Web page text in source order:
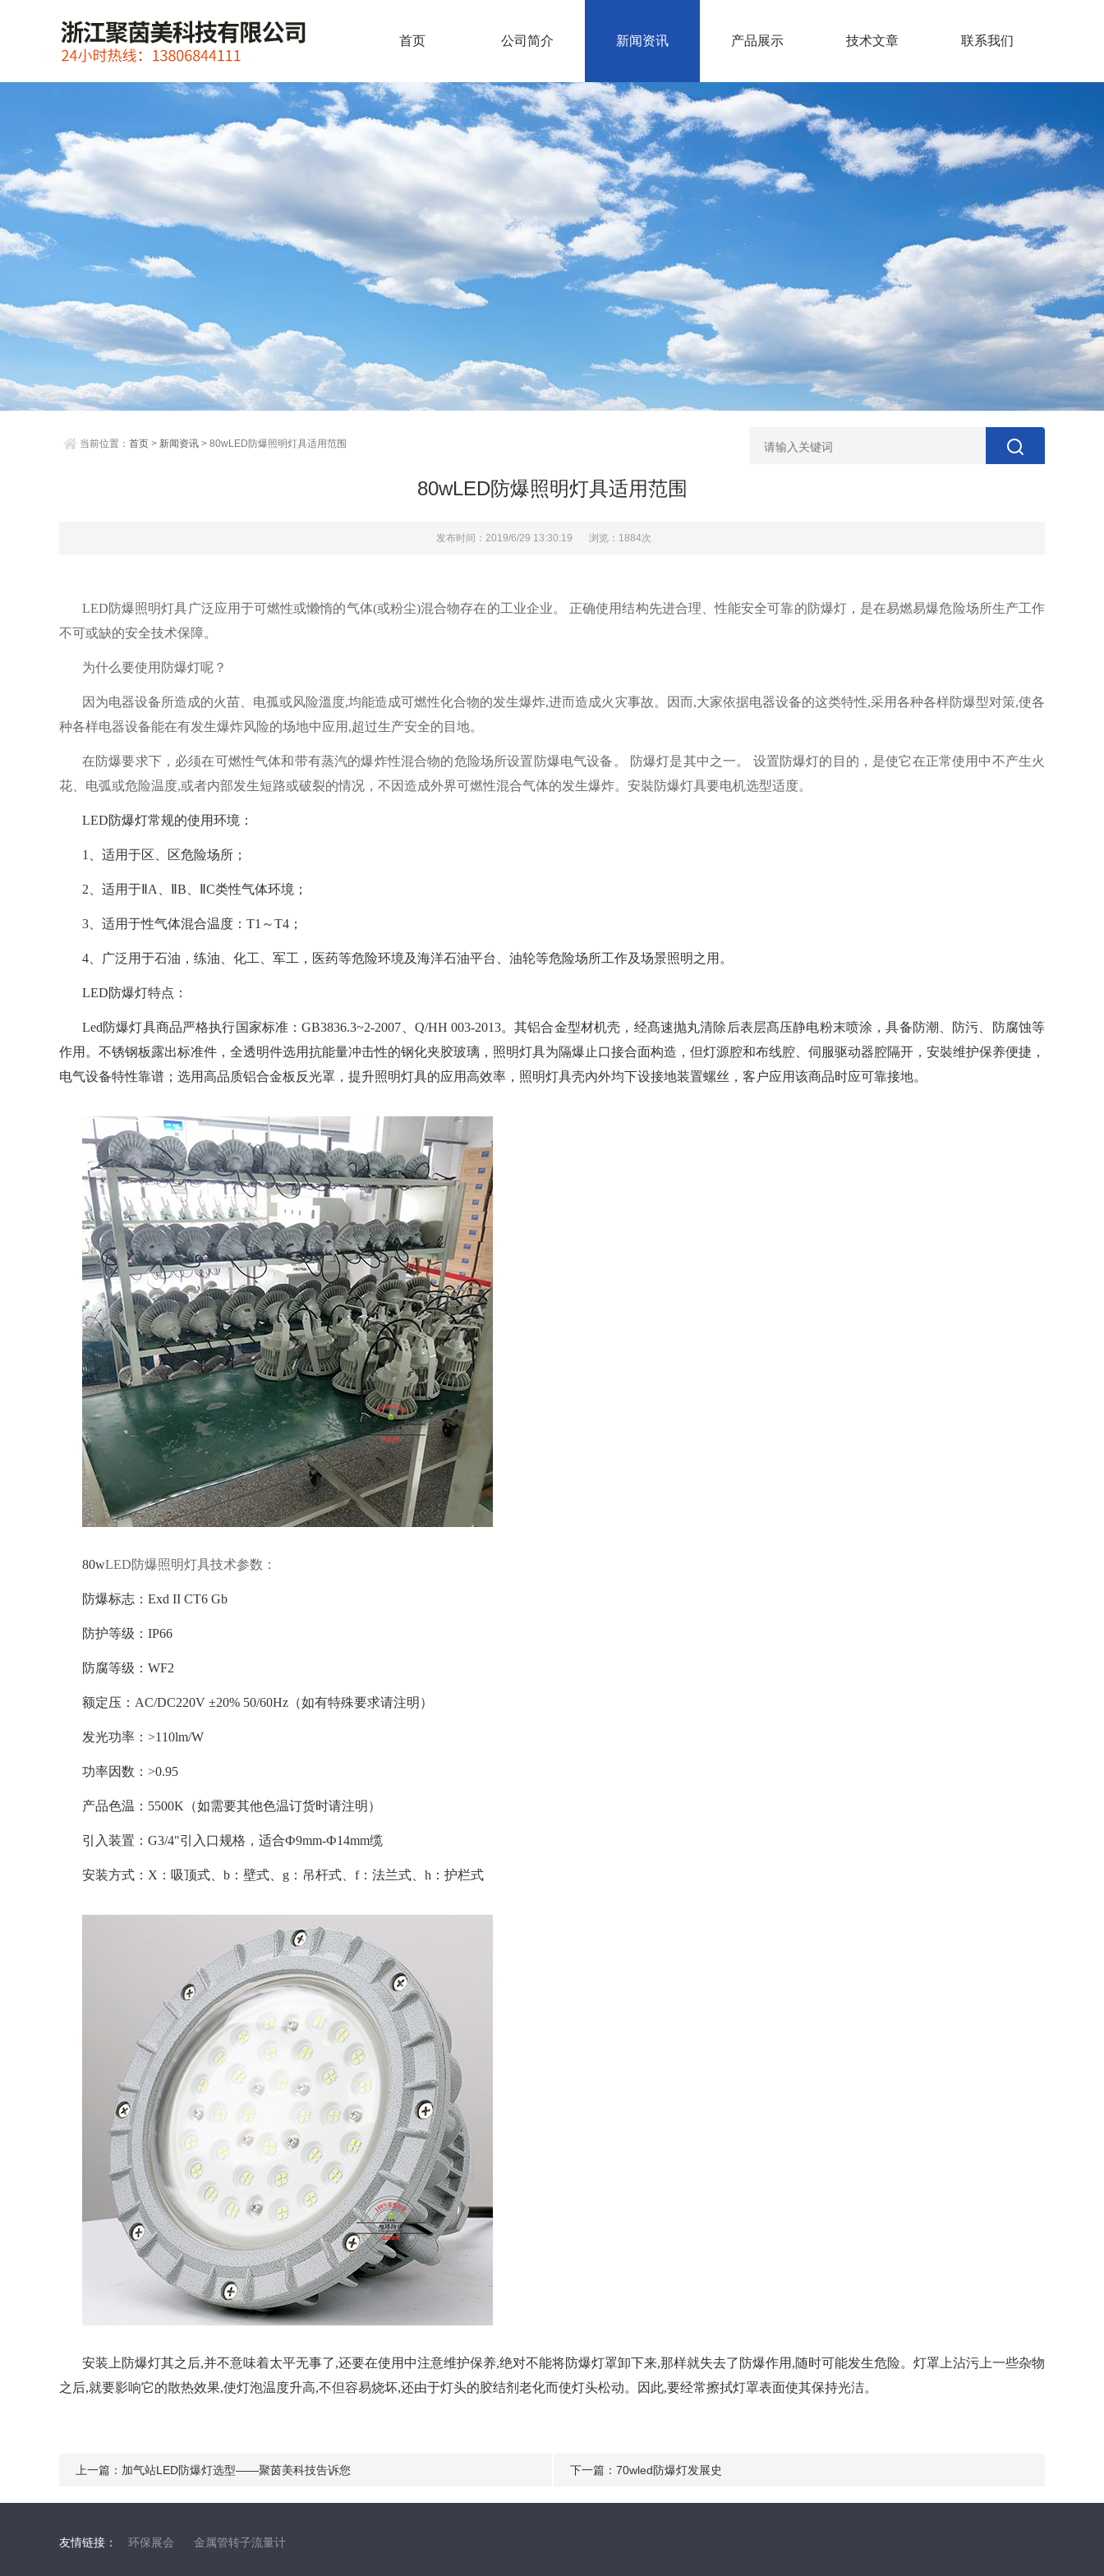
首页 公司简介 新闻资讯 产品展示 技术文章 联系我们
当前位置： 首页 > 新闻资讯 > 80wLED防爆照明灯具适用范围
80wLED防爆照明灯具适用范围
发布时间：2019/6/29 13:30:19 浏览：1884次
LED防爆照明灯具广泛应用于可燃性或懒惰的气体(或粉尘)混合物存在的工业企业。 正确使用结构先进合理、性能安全可靠的防爆灯，是在易燃易爆危险场所生产工作
不可或缺的安全技术保障。
为什么要使用防爆灯呢？
因为电器设备所造成的火苗、电孤或风险溫度,均能造成可燃性化合物的发生爆炸,进而造成火灾事故。因而,大家依据电器设备的这类特性,采用各种各样防爆型对策,使各
种各样电器设备能在有发生爆炸风险的场地中应用,超过生产安全的目地。
在防爆要求下，必须在可燃性气体和带有蒸汽的爆炸性混合物的危险场所设置防爆电气设备。 防爆灯是其中之一。 设置防爆灯的 目的 ，是使它在正常使用中不产生火
花、电弧或危险温度,或者内部发生短路或破裂的情况 ， 不因造成外界可燃性混合气体的发生爆炸。安裝防爆灯具要电机选型适度。
LED防爆灯常规的使用环境：
1、适用于区、区危险场所；
2、适用于ⅡA、ⅡB、ⅡC类性气体环境；
3、适用于性气体混合温度：T1～T4；
4、广泛用于石油，练油、化工、军工，医药等危险环境及海洋石油平台、油轮等危险场所工作及场景照明之用。
LED防爆灯特点：
Led防爆灯具商品严格执行国家标准：GB3836.3~2-2007、Q/HH 003-2013。其铝合金型材机壳，经髙速抛丸清除后表层髙压静电粉末喷涂，具备防潮、防污、防腐蚀等
作用。不锈钢板露出标准件，全透明件选用抗能量冲击性的钢化夹胶玻璃，照明灯具为隔爆止口接合面构造，但灯源腔和布线腔、伺服驱动器腔隔开，安裝维护保养便捷，
电气设备特性靠谱；选用高品质铝合金板反光罩，提升照明灯具的应用高效率，照明灯具壳內外均下设接地装置螺丝，客户应用该商品时应可靠接地。
80wLED防爆照明灯具技术参数：
防爆标志： Exd II CT6 Gb
防护等级： IP66
防腐等级： WF2
额定压： AC/DC220V ±20% 50/60Hz（如有特殊要求请注明）
发光功率： >110lm/W
功率因数： >0.95
产品色温： 5500K（如需要其他色温订货时请注明）
引入装置： G3/4"引入口规格，适合Ф9mm-Ф14mm缆
安装方式： X：吸顶式、b：壁式、g：吊杆式、f：法兰式、h：护栏式
安装上防爆灯其之后,并不意味着太平无事了,还要在使用中注意维护保养,绝对不能将防爆灯罩卸下来,那样就失去了防爆作用,随时可能发生危险。灯罩上沾污上一些杂物
之后,就要影响它的散热效果,使灯泡温度升高,不但容易烧坏,还由于灯头的胶结剂老化而使灯头松动。因此,要经常擦拭灯罩表面使其保持光洁。
上一篇： 加气站LED防爆灯选型——聚茵美科技告诉您 下一篇： 70wled防爆灯发展史
友情链接： 环保展会 金属管转子流量计